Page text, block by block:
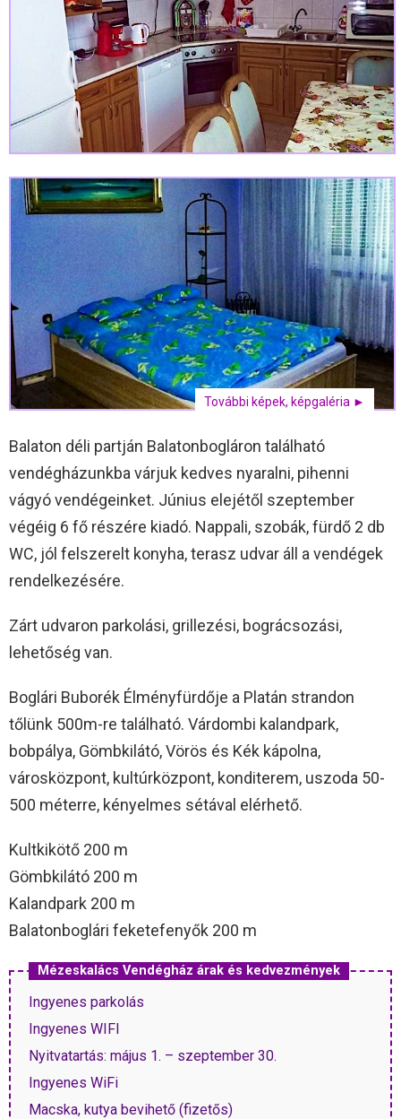
További képek, képgaléria ►
Balaton déli partján Balatonbogláron található
vendégházunkba várjuk kedves nyaralni, pihenni
vágyó vendégeinket. Június elejétől szeptember
végéig 6 fő részére kiadó. Nappali, szobák, fürdő 2 db
WC, jól felszerelt konyha, terasz udvar áll a vendégek
rendelkezésére.
Zárt udvaron parkolási, grillezési, bográcsozási,
lehetőség van.
Boglári Buborék Élményfürdője a Platán strandon
tőlünk 500m-re található. Várdombi kalandpark,
bobpálya, Gömbkilátó, Vörös és Kék kápolna,
városközpont, kultúrközpont, konditerem, uszoda 50-
500 méterre, kényelmes sétával elérhető.
Kultkikötő 200 m
Gömbkilátó 200 m
Kalandpark 200 m
Balatonboglári feketefenyők 200 m
Mézeskalács Vendégház árak és kedvezmények
Ingyenes parkolás
Ingyenes WIFI
Nyitvatartás: május 1. – szeptember 30.
Ingyenes WiFi
Macska, kutya bevihető (fizetős)